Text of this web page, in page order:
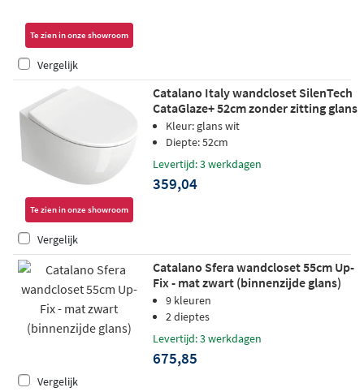
Te zien in onze showroom
Vergelijk
Te zien in onze showroom
Catalano Italy wandcloset SilenTech
CataGlaze+ 52cm zonder zitting glans
witKleur: glans wit
Diepte: 52cm
Levertijd: 3 werkdagen
359,04
Vergelijk
Catalano Sfera wandcloset 55cm Up-
Fix - mat zwart (binnenzijde glans)
9 kleuren
2 dieptes
Levertijd: 3 werkdagen
675,85
Vergelijk